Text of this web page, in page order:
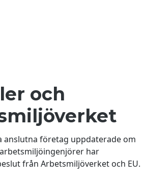
och
anslutna företag uppdaterade om
har
från Arbetsmiljöverket och EU.
och utbildningskrav.